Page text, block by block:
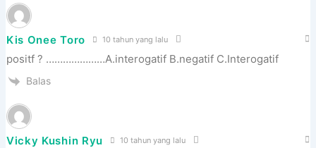
Kis Onee Toro 10 tahun yang lalu
positf ? …………………A.interogatif B.negatif C.Interogatif
Balas
Vicky Kushin Ryu 10 tahun yang lalu